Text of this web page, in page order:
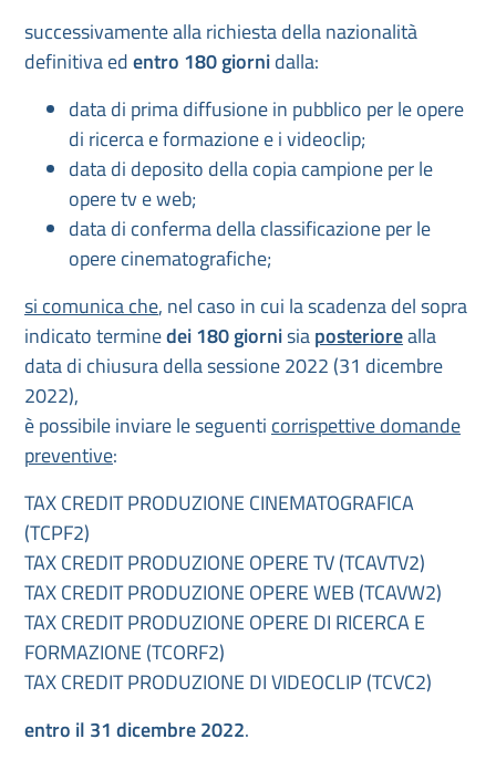
successivamente alla richiesta della nazionalità
definitiva edentro 180 giornidalla:
data di prima diffusione in pubblico per le opere
di ricerca e formazione e i videoclip;
data di deposito della copia campione per le
opere tv e web;
data di conferma della classificazione per le
opere cinematografiche;
si comunica che, nel caso in cui la scadenza del sopra
indicato terminedei 180 giornisiaposteriorealla
data di chiusura della sessione 2022 (31 dicembre
2022),
è possibile inviare le seguenti corrispettive domande
preventive:
TAX CREDIT PRODUZIONE CINEMATOGRAFICA
(TCPF2)
TAX CREDIT PRODUZIONE OPERE TV (TCAVTV2)
TAX CREDIT PRODUZIONE OPERE WEB (TCAVW2)
TAX CREDIT PRODUZIONE OPERE DI RICERCA E
FORMAZIONE (TCORF2)
TAX CREDIT PRODUZIONE DI VIDEOCLIP (TCVC2)
entro il 31 dicembre 2022.